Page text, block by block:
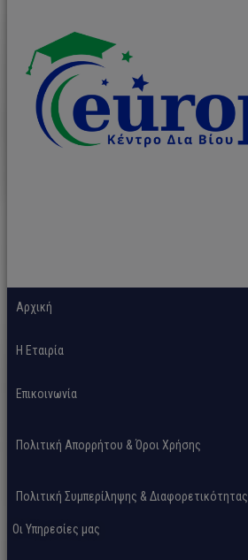
Αρχική
H Εταιρία
Επικοινωνία
Πολιτική Απορρήτου & Όροι Χρήσης
Πολιτική Συμπερίληψης & Διαφορετικότητας
Οι Υπηρεσίες μας